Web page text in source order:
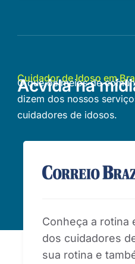
Cuidador de Idoso em
Acvida na
O que os meios de
dizem dos nossos
cuidadores de idosos.
Conheça a rotina
dos cuidadores
sua rotina e